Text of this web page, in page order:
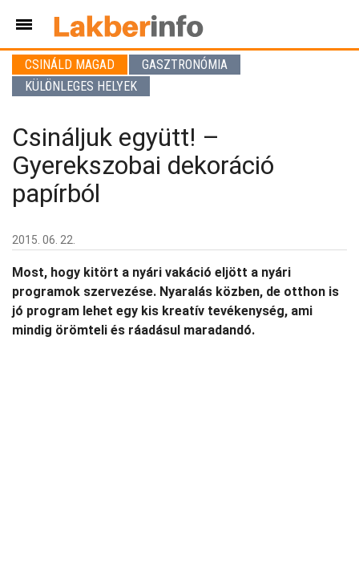
CSINÁLD MAGAD
GASZTRONÓMIA
KÜLÖNLEGES HELYEK
Csináljuk együtt! –
Gyerekszobai dekoráció
papírból
2015. 06. 22.
Most, hogy kitört a nyári vakáció eljött a nyári
programok szervezése. Nyaralás közben, de otthon is
jó program lehet egy kis kreatív tevékenység, ami
mindig örömteli és ráadásul maradandó.